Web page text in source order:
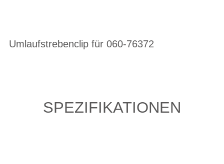
Umlaufstrebenclip für 060-76372
SPEZIFIKATIONEN